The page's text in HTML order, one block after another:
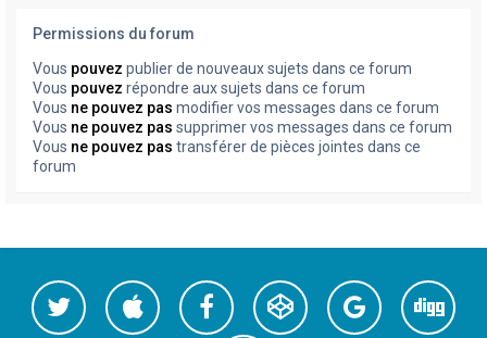
Permissions du forum
Vous pouvez publier de nouveaux sujets dans ce forum
Vous pouvez répondre aux sujets dans ce forum
Vous ne pouvez pas modifier vos messages dans ce forum
Vous ne pouvez pas supprimer vos messages dans ce forum
Vous ne pouvez pas transférer de pièces jointes dans ce
forum